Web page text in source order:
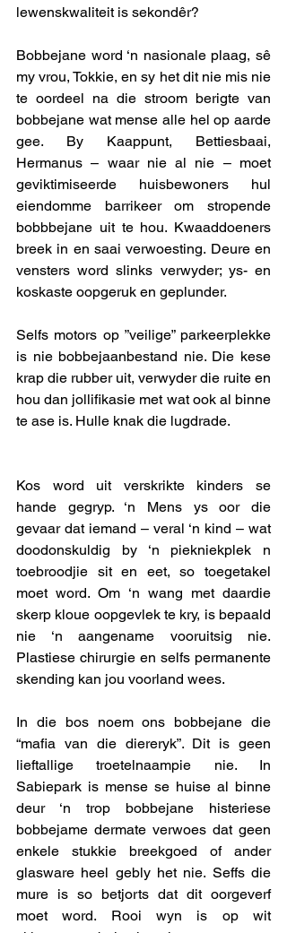
lewenskwaliteit is sekondêr?
Bobbejane word ‘n nasionale plaag, sê
my vrou, Tokkie, en sy het dit nie mis nie
te oordeel na die stroom berigte van
bobbejane wat mense alle hel op aarde
gee. By Kaappunt, Bettiesbaai,
Hermanus – waar nie al nie – moet
geviktimiseerde huisbewoners hul
eiendomme barrikeer om stropende
bobbbejane uit te hou. Kwaaddoeners
breek in en saai verwoesting. Deure en
vensters word slinks verwyder; ys- en
koskaste oopgeruk en geplunder.
Selfs motors op ”veilige” parkeerplekke
is nie bobbejaanbestand nie. Die kese
krap die rubber uit, verwyder die ruite en
hou dan jollifikasie met wat ook al binne
te ase is. Hulle knak die lugdrade.
Kos word uit verskrikte kinders se
hande gegryp. ‘n Mens ys oor die
gevaar dat iemand – veral ‘n kind – wat
doodonskuldig by ‘n piekniekplek n
toebroodjie sit en eet, so toegetakel
moet word. Om ‘n wang met daardie
skerp kloue oopgevlek te kry, is bepaald
nie ‘n aangename vooruitsig nie.
Plastiese chirurgie en selfs permanente
skending kan jou voorland wees.
In die bos noem ons bobbejane die
“mafia van die diereryk”. Dit is geen
lieftallige troetelnaampie nie. In
Sabiepark is mense se huise al binne
deur ‘n trop bobbejane histeriese
bobbejame dermate verwoes dat geen
enkele stukkie breekgoed of ander
glasware heel gebly het nie. Seffs die
mure is so betjorts dat dit oorgeverf
moet word. Rooi wyn is op wit